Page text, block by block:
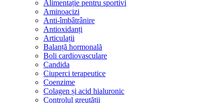
Alimentație pentru sportivi
Aminoacizi
Anti-îmbâtrânire
Antioxidanți
Articulații
Balanță hormonală
Boli cardiovasculare
Candida
Ciuperci terapeutice
Coenzime
Colagen și acid hialuronic
Controlul greutății